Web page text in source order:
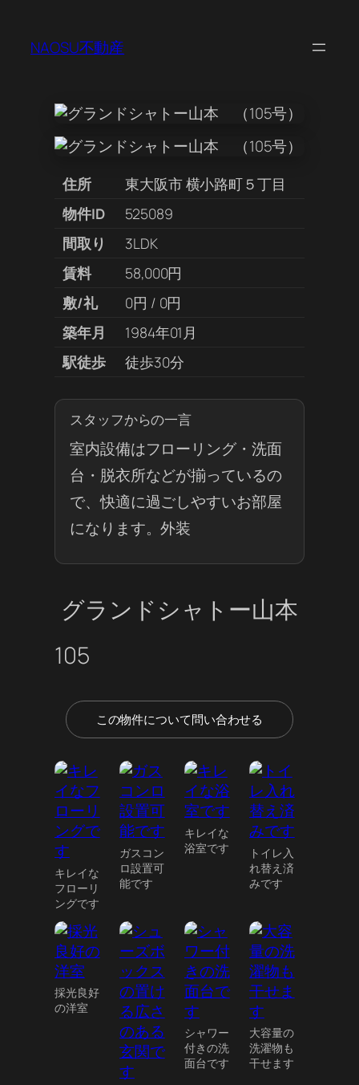
NAOSU不動産
住所
東大阪市 横小路町５丁目
物件ID
525089
間取り
3LDK
賃料
58,000円
敷/礼
0円 / 0円
築年月
1984年01月
駅徒歩
徒歩30分
スタッフからの一言
室内設備はフローリング・洗面
台・脱衣所などが揃っているの
で、快適に過ごしやすいお部屋
になります。外装
グランドシャトー山本
105
この物件について問い合わせる
キレイな
フローリ
ングです
ガスコン
ロ設置可
能です
キレイな
浴室です
トイレ入
れ替え済
みです
採光良好
の洋室
シャワー
付きの洗
面台です
大容量の
洗濯物も
干せます